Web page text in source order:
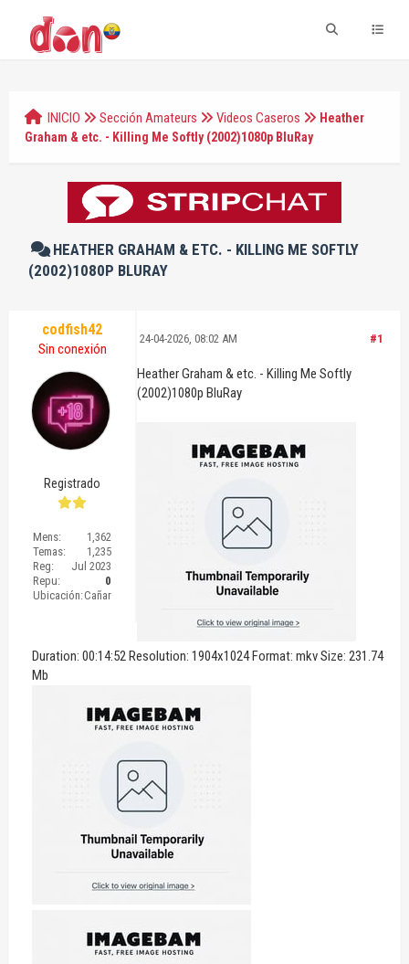
INICIO Sección Amateurs Videos Caseros
Heather
Graham & etc. - Killing Me Softly (2002)1080p BluRay
HEATHER GRAHAM & ETC. - KILLING ME SOFTLY
(2002)1080P BLURAY
codfish42
Sin conexión
Registrado
Mens:
1,362
Temas:
1,235
Reg:
Jul 2023
Repu:
0
Ubicación:Cañar
#1
24-04-2026, 08:02 AM
Heather Graham & etc. - Killing Me Softly
(2002)1080p BluRay
Duration: 00:14:52 Resolution: 1904x1024 Format: mkv Size: 231.74
Mb